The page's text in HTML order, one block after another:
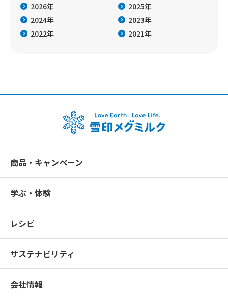
2026年
2025年
2024年
2023年
2022年
2021年
商品・キャンペーン
学ぶ・体験
レシピ
サステナビリティ
会社情報